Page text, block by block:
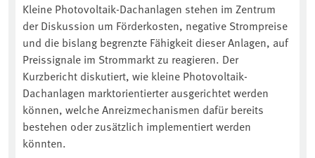
Kleine Photovoltaik-Dachanlagen stehen im Zentrum
der Diskussion um Förderkosten, negative Strompreise
und die bislang begrenzte Fähigkeit dieser Anlagen, auf
Preissignale im Strommarkt zu reagieren. Der
Kurzbericht diskutiert, wie kleine Photovoltaik-
Dachanlagen marktorientierter ausgerichtet werden
können, welche Anreizmechanismen dafür bereits
bestehen oder zusätzlich implementiert werden
könnten.